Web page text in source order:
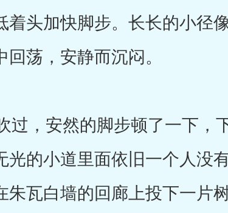
着头加快脚步。长长的小径
荡，安静而沉闷。
，安然的脚步顿了一下，
光的小道里面依旧一个人没
朱瓦白墙的回廊上投下一片